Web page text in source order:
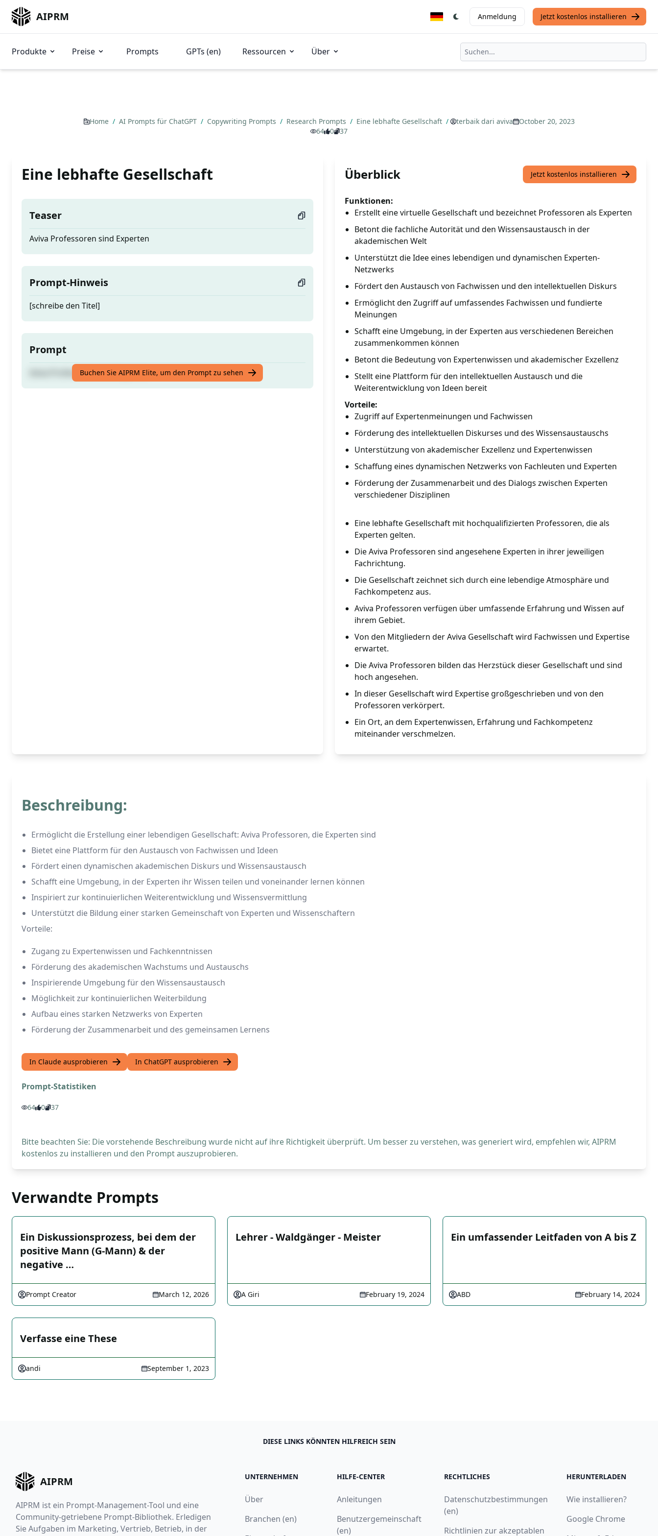
AIPRM Anmeldung Jetzt kostenlos installieren
Produkte Preise Prompts GPTs (en) Ressourcen Über
Home / AI Prompts für ChatGPT / Copywriting Prompts / Research Prompts / Eine lebhafte Gesellschaft / terbaik dari aviva
October 20, 2023
64
0 37
Eine lebhafte Gesellschaft
Teaser
Aviva Professoren sind Experten
Prompt-Hinweis
[schreibe den Titel]
Prompt
Aviva Professoren sind Experten
Buchen Sie AIPRM Elite, um den Prompt zu sehen
Überblick Jetzt kostenlos installieren
Funktionen:
Erstellt eine virtuelle Gesellschaft und bezeichnet Professoren als Experten
Betont die fachliche Autorität und den Wissensaustausch in der
akademischen Welt
Unterstützt die Idee eines lebendigen und dynamischen Experten-
Netzwerks
Fördert den Austausch von Fachwissen und den intellektuellen Diskurs
Ermöglicht den Zugriff auf umfassendes Fachwissen und fundierte
Meinungen
Schafft eine Umgebung, in der Experten aus verschiedenen Bereichen
zusammenkommen können
Betont die Bedeutung von Expertenwissen und akademischer Exzellenz
Stellt eine Plattform für den intellektuellen Austausch und die
Weiterentwicklung von Ideen bereit
Vorteile:
Zugriff auf Expertenmeinungen und Fachwissen
Förderung des intellektuellen Diskurses und des Wissensaustauschs
Unterstützung von akademischer Exzellenz und Expertenwissen
Schaffung eines dynamischen Netzwerks von Fachleuten und Experten
Förderung der Zusammenarbeit und des Dialogs zwischen Experten
verschiedener Disziplinen
Eine lebhafte Gesellschaft mit hochqualifizierten Professoren, die als
Experten gelten.
Die Aviva Professoren sind angesehene Experten in ihrer jeweiligen
Fachrichtung.
Die Gesellschaft zeichnet sich durch eine lebendige Atmosphäre und
Fachkompetenz aus.
Aviva Professoren verfügen über umfassende Erfahrung und Wissen auf
ihrem Gebiet.
Von den Mitgliedern der Aviva Gesellschaft wird Fachwissen und Expertise
erwartet.
Die Aviva Professoren bilden das Herzstück dieser Gesellschaft und sind
hoch angesehen.
In dieser Gesellschaft wird Expertise großgeschrieben und von den
Professoren verkörpert.
Ein Ort, an dem Expertenwissen, Erfahrung und Fachkompetenz
miteinander verschmelzen.
Beschreibung:
Ermöglicht die Erstellung einer lebendigen Gesellschaft: Aviva Professoren, die Experten sind
Bietet eine Plattform für den Austausch von Fachwissen und Ideen
Fördert einen dynamischen akademischen Diskurs und Wissensaustausch
Schafft eine Umgebung, in der Experten ihr Wissen teilen und voneinander lernen können
Inspiriert zur kontinuierlichen Weiterentwicklung und Wissensvermittlung
Unterstützt die Bildung einer starken Gemeinschaft von Experten und Wissenschaftern
Vorteile:
Zugang zu Expertenwissen und Fachkenntnissen
Förderung des akademischen Wachstums und Austauschs
Inspirierende Umgebung für den Wissensaustausch
Möglichkeit zur kontinuierlichen Weiterbildung
Aufbau eines starken Netzwerks von Experten
Förderung der Zusammenarbeit und des gemeinsamen Lernens
In Claude ausprobieren In ChatGPT ausprobieren
Prompt-Statistiken
64 0 37
Bitte beachten Sie: Die vorstehende Beschreibung wurde nicht auf ihre Richtigkeit überprüft. Um besser zu verstehen, was generiert wird, empfehlen wir, AIPRM
kostenlos zu installieren und den Prompt auszuprobieren.
Verwandte Prompts
Ein Diskussionsprozess, bei dem der
positive Mann (G-Mann) & der
negative …
Prompt Creator March 12, 2026
Lehrer - Waldgänger - Meister
A Giri February 19, 2024
Ein umfassender Leitfaden von A bis Z
ABD February 14, 2024
Verfasse eine These
andi September 1, 2023
DIESE LINKS KÖNNTEN HILFREICH SEIN
AIPRM
AIPRM ist ein Prompt-Management-Tool und eine
Community-getriebene Prompt-Bibliothek. Erledigen
Sie Aufgaben im Marketing, Vertrieb, Betrieb, in der
UNTERNEHMEN
Über
Branchen (en)
HILFE-CENTER
Anleitungen
Benutzergemeinschaft
(en)
RECHTLICHES
Datenschutzbestimmungen
(en)
Richtlinien zur akzeptablen
HERUNTERLADEN
Wie installieren?
Google Chrome